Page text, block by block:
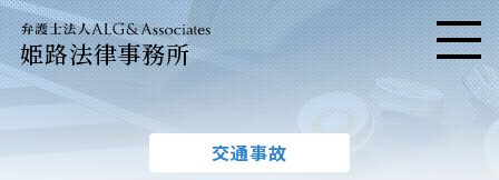
姫路法律事務所 メニ
交通事故